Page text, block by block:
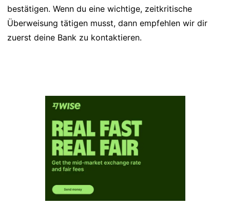
bestätigen. Wenn du eine wichtige, zeitkritische
Überweisung tätigen musst, dann empfehlen wir dir
zuerst deine Bank zu kontaktieren.